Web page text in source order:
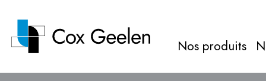
Nos produits